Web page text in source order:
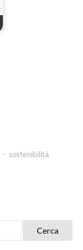
- sostenibilità